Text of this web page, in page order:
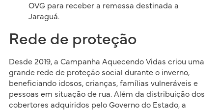
OVG para receber a remessa destinada a
Jaraguá.
Rede de proteção
Desde 2019, a Campanha Aquecendo Vidas criou uma
grande rede de proteção social durante o inverno,
beneficiando idosos, crianças, famílias vulneráveis e
pessoas em situação de rua. Além da distribuição dos
cobertores adquiridos pelo Governo do Estado, a